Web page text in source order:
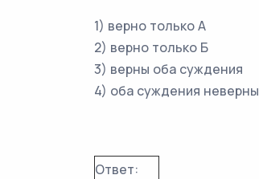
1) верно только А
2) верно только Б
3) верны оба суждения
4) оба суждения неверны
Ответ: